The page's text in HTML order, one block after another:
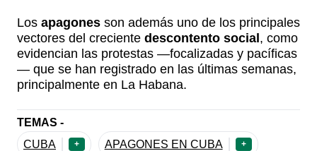
Los apagones son además uno de los principales
vectores del creciente descontento social, como
evidencian las protestas —focalizadas y pacíficas
— que se han registrado en las últimas semanas,
principalmente en La Habana.
TEMAS -
CUBA
+ APAGONES EN CUBA +